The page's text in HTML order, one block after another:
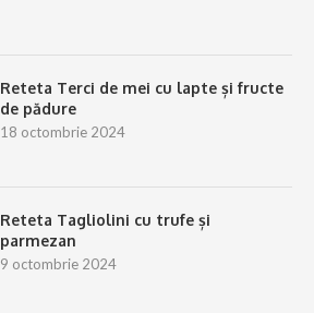
Reteta Terci de mei cu lapte și fructe
de pădure
18 octombrie 2024
Reteta Tagliolini cu trufe și
parmezan
9 octombrie 2024